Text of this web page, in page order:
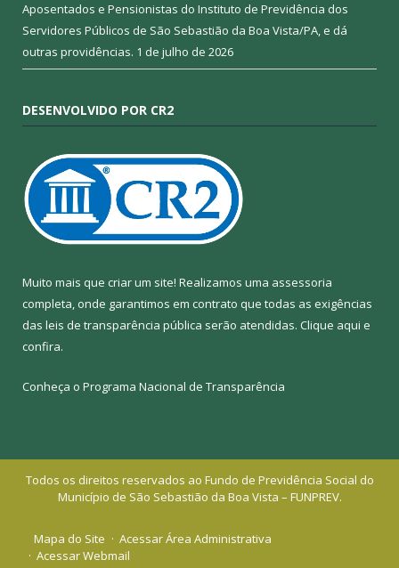
Aposentados e Pensionistas do Instituto de Previdência dos
Servidores Públicos de São Sebastião da Boa Vista/PA, e dá
outras providências. 1 de julho de 2026
DESENVOLVIDO POR CR2
Muito mais que criar um site! Realizamos uma assessoria
completa, onde garantimos em contrato que todas as exigências
das leis de transparência pública serão atendidas. Clique aqui e
confira.
Conheça o Programa Nacional de Transparência
Todos os direitos reservados ao Fundo de Previdência Social do
Município de São Sebastião da Boa Vista – FUNPREV.
Mapa do Site
Acessar Área Administrativa
Acessar Webmail